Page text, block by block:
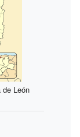
de León